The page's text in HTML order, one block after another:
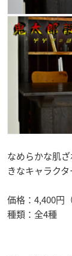
なめらかな肌
きなキャラク
価格：4,400円
種類：全4種